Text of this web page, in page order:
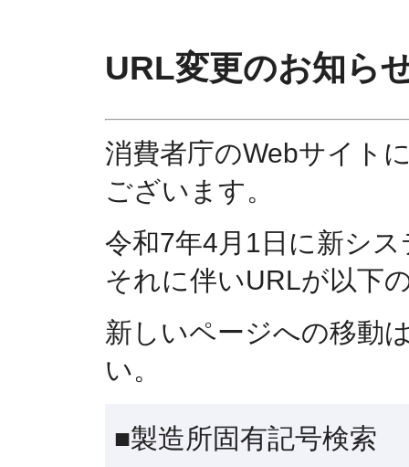
URL変更のお知ら
消費者庁のWebサイト
ございます。
令和7年4月1日に新シ
それに伴いURLが以下
新しいページへの移動
い。
■製造所固有記号検索